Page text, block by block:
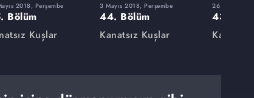
2018, Perşembe
Bölüm
Kuşlar
3 Mayıs 2018, Perşembe
44. Bölüm
Kanatsız Kuşlar
26 Nisan
43. Bölüm
Kanatsız